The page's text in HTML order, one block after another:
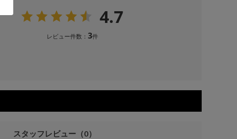
4.7
レビュー件数： 3件
スタッフレビュー （0）